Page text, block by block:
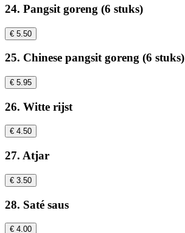
24. Pangsit goreng (6 stuks)
€ 5.50
25. Chinese pangsit goreng (6 stuks)
€ 5.95
26. Witte rijst
€ 4.50
27. Atjar
€ 3.50
28. Saté saus
€ 4.00